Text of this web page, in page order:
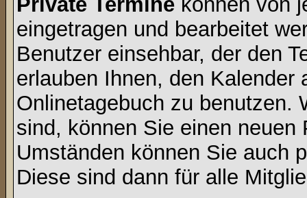
eingetragen und bearbeitet
Benutzer einsehbar, der den
erlauben Ihnen, den
Onlinetagebuch zu benutzen.
sind, können Sie einen neuen
Umständen können Sie auch
Diese sind dann für alle